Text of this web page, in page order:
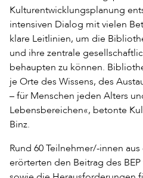
Kulturentwicklungsplanung
intensiven Dialog mit vielen
klare Leitlinien, um die
und ihre zentrale
behaupten zu können.
je Orte des Wissens, des
– für Menschen jeden Alters
Lebensbereichen«, betonte
Binz.
Rund 60 Teilnehmer/-innen
erörterten den Beitrag des